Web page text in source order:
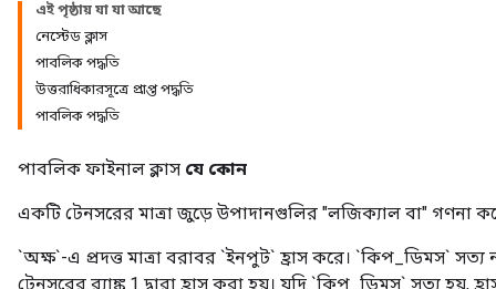
এই পৃষ্ঠায় যা যা আছে
নেস্টেড ক্লাস
পাবলিক পদ্ধতি
উত্তরাধিকারসূত্রে প্রাপ্ত পদ্ধতি
পাবলিক পদ্ধতি
পাবলিক ফাইনাল ক্লাস যে কোন
একটি টেনসরের মাত্রা জুড়ে উপাদানগুলির "লজিক্যাল বা" গণনা
`অক্ষ`-এ প্রদত্ত মাত্রা বরাবর `ইনপুট` হ্রাস করে। `কিপ_ডিমস` সত্য
টেনসরের র‍্যাঙ্ক 1 দ্বারা হ্রাস করা হয়। যদি `কিপ_ডিমস` সত্য হয়,